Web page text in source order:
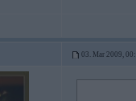
03. Mar 2009,